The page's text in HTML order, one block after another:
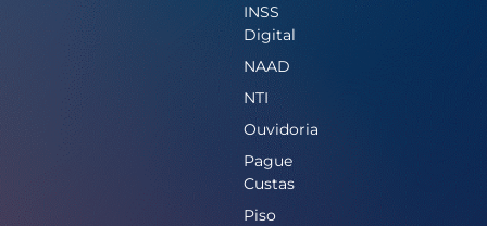
INSS
Digital
NAAD
NTI
Ouvidoria
Pague
Custas
Piso